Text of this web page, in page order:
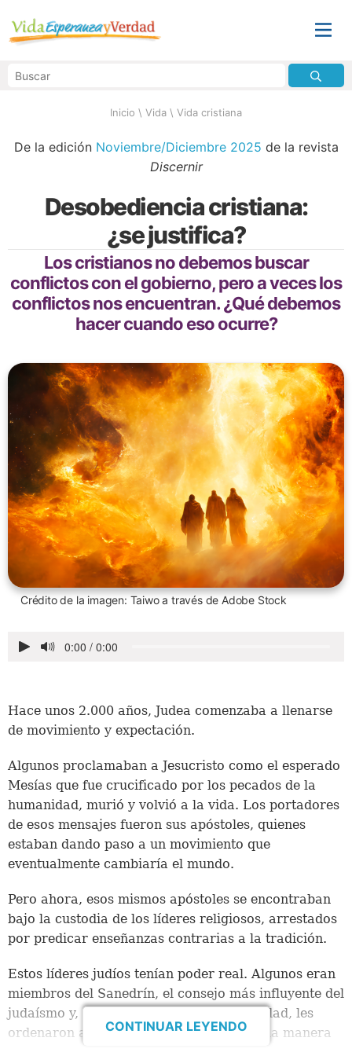
Inicio \ Vida \ Vida cristiana
De la edición Noviembre/Diciembre 2025 de la revista
Discernir
Desobediencia cristiana:
¿se justifica?
Los cristianos no debemos buscar
conflictos con el gobierno, pero a veces los
conflictos nos encuentran. ¿Qué debemos
hacer cuando eso ocurre?
Crédito de la imagen: Taiwo a través de Adobe Stock
Hace unos 2.000 años, Judea comenzaba a llenarse
de movimiento y expectación.
Algunos proclamaban a Jesucristo como el esperado
Mesías que fue crucificado por los pecados de la
humanidad, murió y volvió a la vida. Los portadores
de esos mensajes fueron sus apóstoles, quienes
estaban dando paso a un movimiento que
eventualmente cambiaría el mundo.
Pero ahora, esos mismos apóstoles se encontraban
bajo la custodia de los líderes religiosos, arrestados
por predicar enseñanzas contrarias a la tradición.
Estos líderes judíos tenían poder real. Algunos eran
miembros del Sanedrín, el consejo más influyente del
judaísmo y, con todo el peso de su autoridad, les
ordenaron a los apóstoles “que en ninguna manera
CONTINUAR LEYENDO